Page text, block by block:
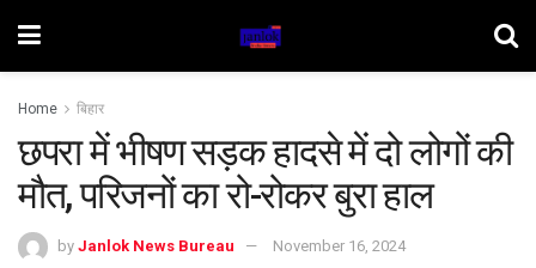
Home बिहार
छपरा में भीषण सड़क हादसे में दो लोगों की
मौत, परिजनों का रो-रोकर बुरा हाल
by Janlok News Bureau November 16, 2024